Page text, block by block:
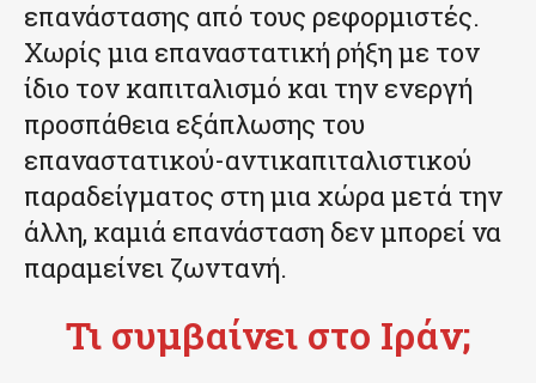
επανάστασης από τους ρεφορμιστές.
Χωρίς μια επαναστατική ρήξη με τον
ίδιο τον καπιταλισμό και την ενεργή
προσπάθεια εξάπλωσης του
επαναστατικού-αντικαπιταλιστικού
παραδείγματος στη μια χώρα μετά την
άλλη, καμιά επανάσταση δεν μπορεί να
παραμείνει ζωντανή.
Τι συμβαίνει στο Ιράν;